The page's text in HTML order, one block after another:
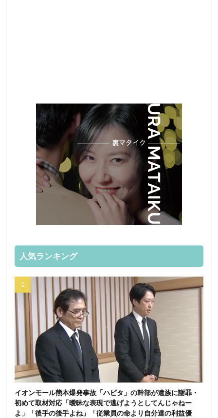
人気ランキング
イオンモール熊本爆発事故「ハビタ」の幹部が遺族に謝罪・
初めて取材対応「曖昧な表現で逃げようとしてんじゃねー
よ」「後手の後手よね」「従業員の命より自分達の利益優